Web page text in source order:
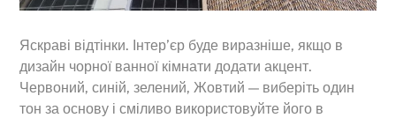
Яскраві відтінки. Інтер’єр буде виразніше, якщо в
дизайн чорної ванної кімнати додати акцент.
Червоний, синій, зелений, Жовтий — виберіть один
тон за основу і сміливо використовуйте його в